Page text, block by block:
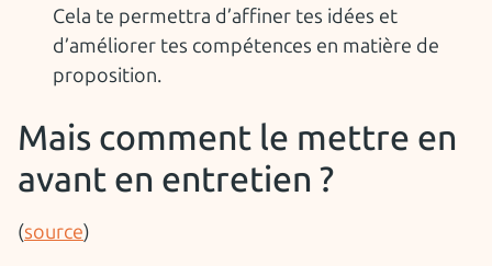
Cela te permettra d’affiner tes idées et
d’améliorer tes compétences en matière de
proposition.
Mais comment le mettre en
avant en entretien ?
(source)